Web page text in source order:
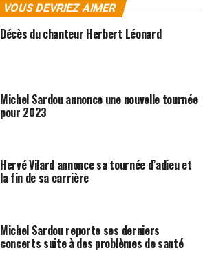
MICHEL SARDOU
VOUS DEVRIEZ AIMER
Décès du chanteur Herbert Léonard
Michel Sardou annonce une nouvelle tournée
pour 2023
Hervé Vilard annonce sa tournée d’adieu et
la fin de sa carrière
Michel Sardou reporte ses derniers
concerts suite à des problèmes de santé